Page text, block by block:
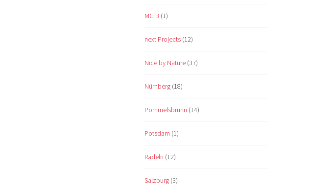
MG B (1)
next Projects (12)
Nice by Nature (37)
Nürnberg (18)
Pommelsbrunn (14)
Potsdam (1)
Radeln (12)
Salzburg (3)